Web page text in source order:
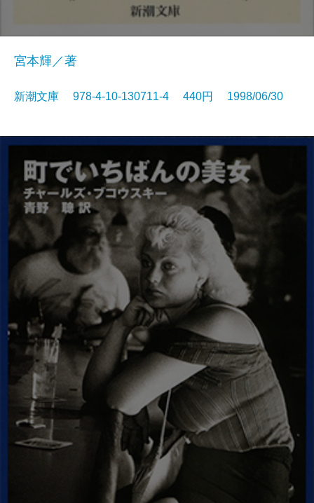
宮本輝／著
新潮文庫 978-4-10-130711-4 440円 1998/06/30